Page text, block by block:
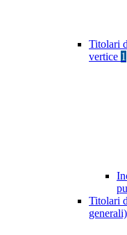
Titolari
vertice 1
Titolari
generali)